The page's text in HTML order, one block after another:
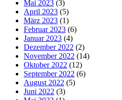
Mai 2023 (3)
April 2023 (5)
März 2023 (1)
Februar 2023 (6)
Januar 2023 (4)
Dezember 2022 (2)
November 2022 (14)
Oktober 2022 (12)
September 2022 (6)
August 2022 (5)
Juni 2022 (3)